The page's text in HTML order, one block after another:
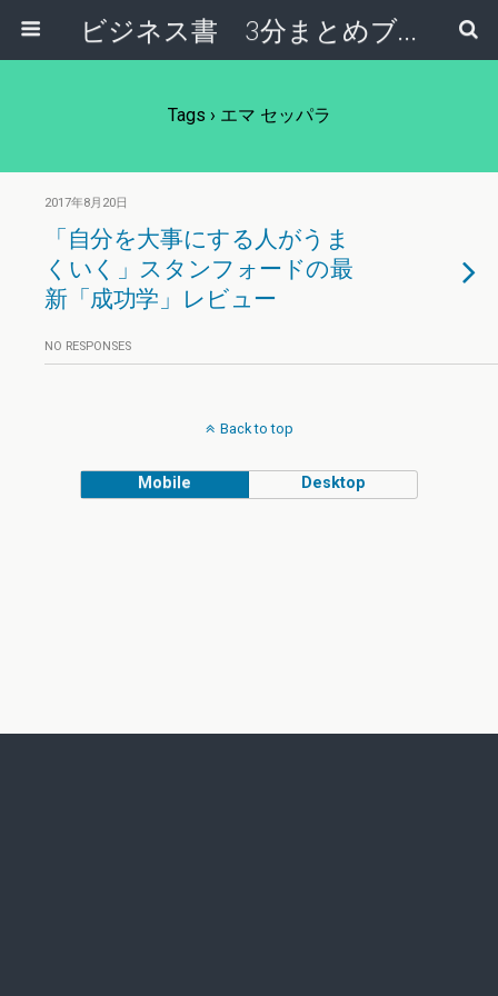
ビジネス書 3分まとめブログ
Tags › エマ セッパラ
2017年8月20日
「自分を大事にする人がうま
くいく」スタンフォードの最
新「成功学」レビュー
NO RESPONSES
Back to top
Mobile Desktop